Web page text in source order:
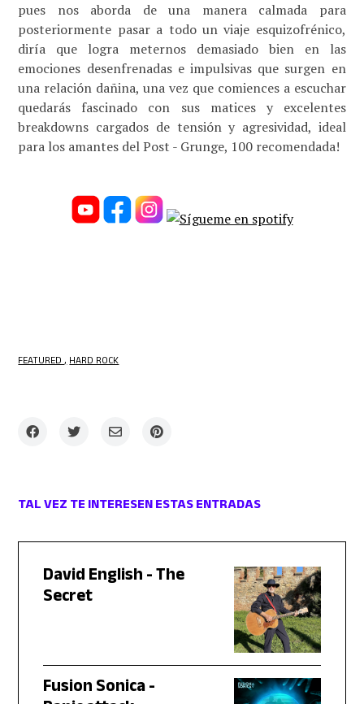
pues nos aborda de una manera calmada para
posteriormente pasar a todo un viaje esquizofrénico,
diría que logra meternos demasiado bien en las
emociones desenfrenadas e impulsivas que surgen en
una relación dañina, una vez que comiences a escuchar
quedarás fascinado con sus matices y excelentes
breakdowns cargados de tensión y agresividad, ideal
para los amantes del Post - Grunge, 100 recomendada!
FEATURED HARD ROCK
TAL VEZ TE INTERESEN ESTAS ENTRADAS
David English - The
Secret
Fusion Sonica -